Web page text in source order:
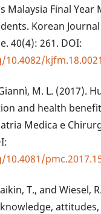
Malaysia Final Year
Korean
40(4): 261. DOI:
kjfm.18.0021
M. L. (2017).
and health
Medica e
T., and Wiesel,
attitudes,